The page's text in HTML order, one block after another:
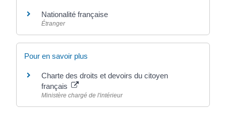
Nationalité française
Étranger
Pour en savoir plus
Charte des droits et devoirs du citoyen
français
Ministère chargé de l'intérieur